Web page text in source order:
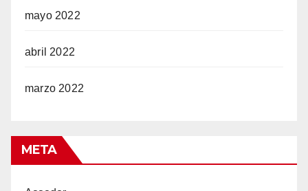
mayo 2022
abril 2022
marzo 2022
META